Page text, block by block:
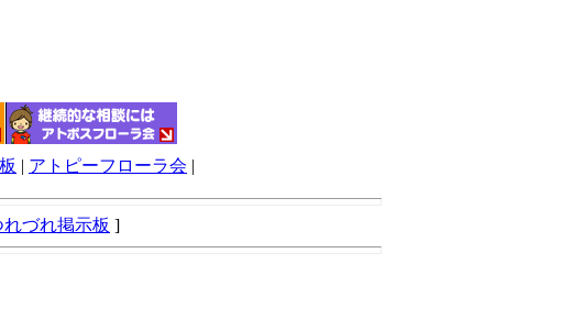
| アトピーフローラ会 |
づれ掲示板 ]